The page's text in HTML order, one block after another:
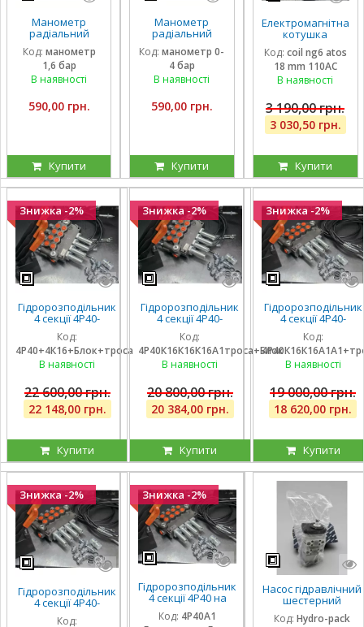
Манометр
радіальний
гліцириновий
вібростійкий 63
мм 1,6 Бар Італія
Код: манометр
1,6 бар
В наявності
590,00 грн.
Купити
Манометр
радіальний
гліцириновий
вібростійкий 63
мм 0-4 Бар Італія
Код: манометр 0-
4 бар
В наявності
590,00 грн.
Купити
Електромагнітна
котушка
соленоїд Atos
110 вольтів
внутрішній
діаметр 18 мм
Код: coil ng6 atos
18 mm 110AC
В наявності
3 190,00 грн.
3 030,50 грн.
Купити
Знижка -2%
Гідророзподільник
4 секції 4Р40-
К16К16А1А1 з
плаваючими на 3
секції, троса та
блок важелів на 4
Код:
4Р40+4К16+Блок+троса
В наявності
22 600,00 грн.
22 148,00 грн.
Купити
Знижка -2%
Гідророзподільник
4 секції 4Р40-
К16К16К16А1 з
плаваючими на 3
секції, троса та
блок важелів на 4
Код:
4Р40К16К16К16А1троса+Блок
В наявності
20 800,00 грн.
20 384,00 грн.
Купити
Знижка -2%
Гідророзподільник
4 секції 4Р40-
К16К16А1А1 з
плаваючими на 2
секції, троса та
блок важелів на 4
Код:
В наявності
19 000,00 грн.
18 620,00 грн.
Купити
Знижка -2%
Гідророзподільник
4 секції 4Р40-
К16А1А1А1 з однією
Код:
Знижка -2%
Гідророзподільник
4 секції 4Р40 на
навантажувач
(без плаваючих
Код: 4Р40А1
Насос гідравлічний
шестерний
тандемний Hydro-
pack
Код: Hydro-pack